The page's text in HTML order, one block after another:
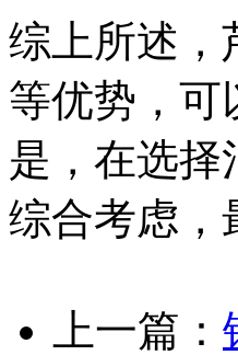
综上所述，
等优势，可
是，在选择
综合考虑，
上一篇：